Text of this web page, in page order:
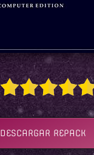
DESCARGAR REPACK